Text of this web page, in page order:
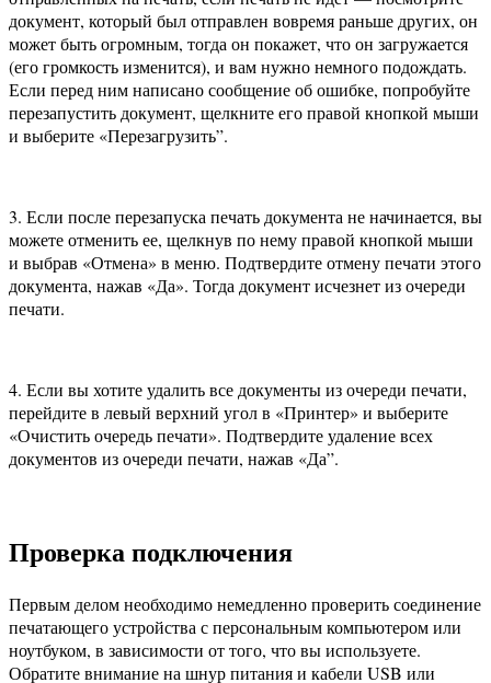
документ, который был отправлен вовремя раньше других, он
может быть огромным, тогда он покажет, что он загружается
(его громкость изменится), и вам нужно немного подождать.
Если перед ним написано сообщение об ошибке, попробуйте
перезапустить документ, щелкните его правой кнопкой мыши
и выберите «Перезагрузить”.
3. Если после перезапуска печать документа не начинается, вы
можете отменить ее, щелкнув по нему правой кнопкой мыши
и выбрав «Отмена» в меню. Подтвердите отмену печати этого
документа, нажав «Да». Тогда документ исчезнет из очереди
печати.
4. Если вы хотите удалить все документы из очереди печати,
перейдите в левый верхний угол в «Принтер» и выберите
«Очистить очередь печати». Подтвердите удаление всех
документов из очереди печати, нажав «Да”.
Проверка подключения
Первым делом необходимо немедленно проверить соединение
печатающего устройства с персональным компьютером или
ноутбуком, в зависимости от того, что вы используете.
Обратите внимание на шнур питания и кабели USB или